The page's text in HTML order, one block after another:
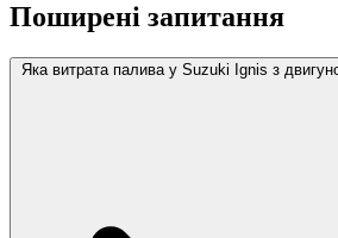
Поширені запитання
Яка витрата палива у Suzuki Ignis з